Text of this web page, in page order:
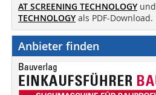
AT SCREENING TECHNOLOGY und
TECHNOLOGY als PDF-Download.
Anbieter finden